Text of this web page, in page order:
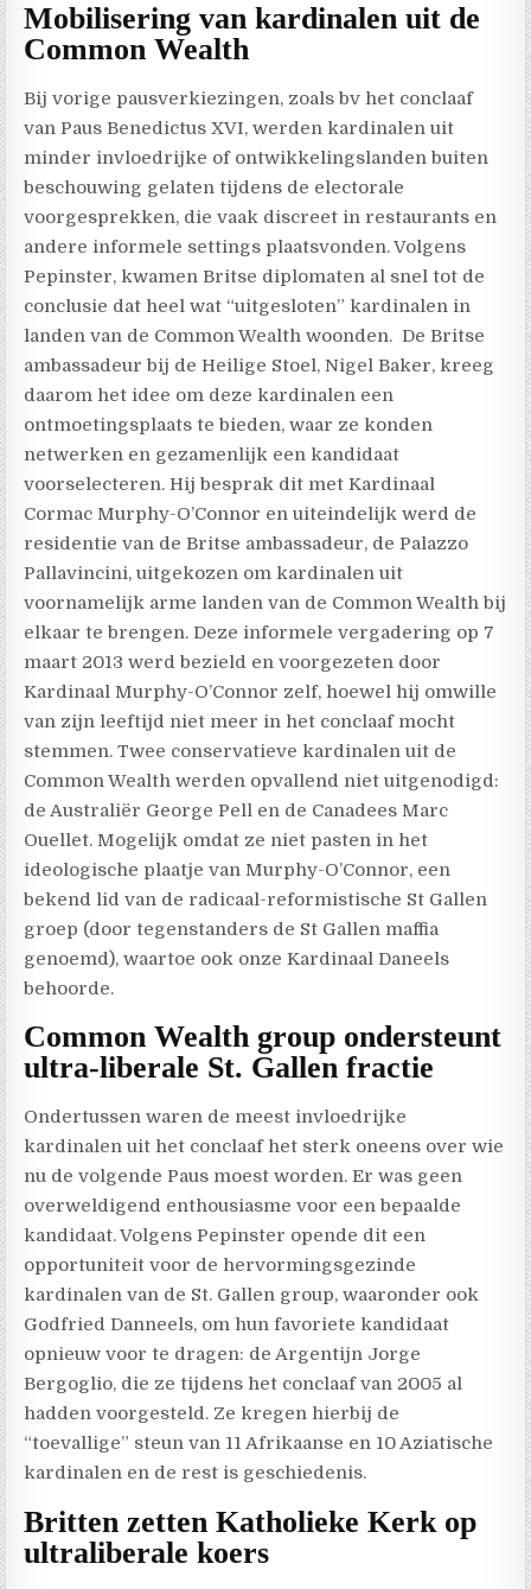
Mobilisering van kardinalen uit de
Common Wealth
Bij vorige pausverkiezingen, zoals bv het conclaaf
van Paus Benedictus XVI, werden kardinalen uit
minder invloedrijke of ontwikkelingslanden buiten
beschouwing gelaten tijdens de electorale
voorgesprekken, die vaak discreet in restaurants en
andere informele settings plaatsvonden. Volgens
Pepinster, kwamen Britse diplomaten al snel tot de
conclusie dat heel wat “uitgesloten” kardinalen in
landen van de Common Wealth woonden. De Britse
ambassadeur bij de Heilige Stoel, Nigel Baker, kreeg
daarom het idee om deze kardinalen een
ontmoetingsplaats te bieden, waar ze konden
netwerken en gezamenlijk een kandidaat
voorselecteren. Hij besprak dit met Kardinaal
Cormac Murphy-O’Connor en uiteindelijk werd de
residentie van de Britse ambassadeur, de Palazzo
Pallavincini, uitgekozen om kardinalen uit
voornamelijk arme landen van de Common Wealth bij
elkaar te brengen. Deze informele vergadering op 7
maart 2013 werd bezield en voorgezeten door
Kardinaal Murphy-O’Connor zelf, hoewel hij omwille
van zijn leeftijd niet meer in het conclaaf mocht
stemmen. Twee conservatieve kardinalen uit de
Common Wealth werden opvallend niet uitgenodigd:
de Australiër George Pell en de Canadees Marc
Ouellet. Mogelijk omdat ze niet pasten in het
ideologische plaatje van Murphy-O’Connor, een
bekend lid van de radicaal-reformistische St Gallen
groep (door tegenstanders de St Gallen maffia
genoemd), waartoe ook onze Kardinaal Daneels
behoorde.
Common Wealth group ondersteunt
ultra-liberale St. Gallen fractie
Ondertussen waren de meest invloedrijke
kardinalen uit het conclaaf het sterk oneens over wie
nu de volgende Paus moest worden. Er was geen
overweldigend enthousiasme voor een bepaalde
kandidaat. Volgens Pepinster opende dit een
opportuniteit voor de hervormingsgezinde
kardinalen van de St. Gallen group, waaronder ook
Godfried Danneels, om hun favoriete kandidaat
opnieuw voor te dragen: de Argentijn Jorge
Bergoglio, die ze tijdens het conclaaf van 2005 al
hadden voorgesteld. Ze kregen hierbij de
“toevallige” steun van 11 Afrikaanse en 10 Aziatische
kardinalen en de rest is geschiedenis.
Britten zetten Katholieke Kerk op
ultraliberale koers